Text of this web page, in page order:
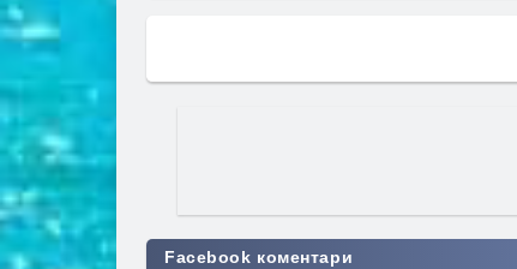
Facebook коментари